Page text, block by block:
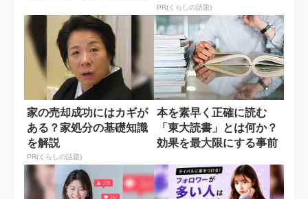
PR(くらしの話題)
家の売却成功にはカギが
ある？家処分の基礎知識
を解説
PR(くらしの話題)
本を素早く正確に読む
「東大読書」とは何か？
効果を最大限にする事前